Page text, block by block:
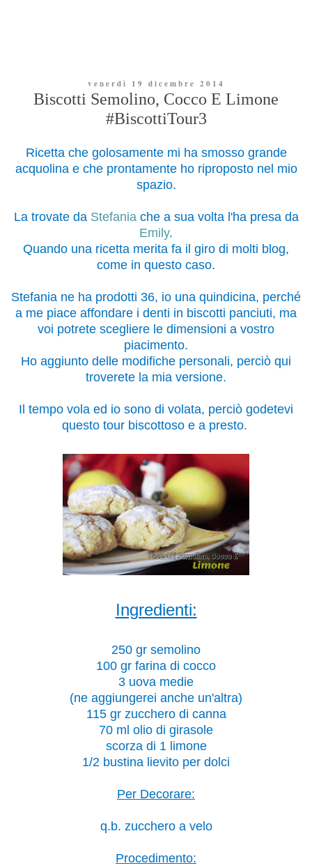
venerdì 19 dicembre 2014
Biscotti Semolino, Cocco E Limone
#BiscottiTour3
Ricetta che golosamente mi ha smosso grande
acquolina e che prontamente ho riproposto nel mio
spazio.
La trovate da Stefania che a sua volta l'ha presa da
Emily.
Quando una ricetta merita fa il giro di molti blog,
come in questo caso.
Stefania ne ha prodotti 36, io una quindicina, perché
a me piace affondare i denti in biscotti panciuti, ma
voi potrete scegliere le dimensioni a vostro
piacimento.
Ho aggiunto delle modifiche personali, perciò qui
troverete la mia versione.
Il tempo vola ed io sono di volata, perciò godetevi
questo tour biscottoso e a presto.
Ingredienti:
250 gr semolino
100 gr farina di cocco
3 uova medie
(ne aggiungerei anche un'altra)
115 gr zucchero di canna
70 ml olio di girasole
scorza di 1 limone
1/2 bustina lievito per dolci
Per Decorare:
q.b. zucchero a velo
Procedimento: